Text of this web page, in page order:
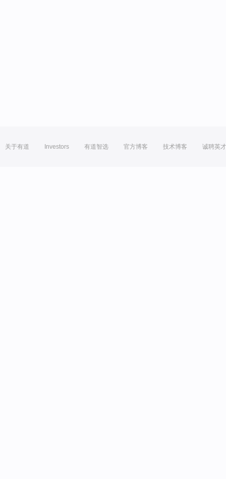
关于有道 Investors 有道智选 官方博客 技术博客 诚聘英才